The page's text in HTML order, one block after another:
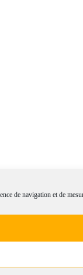
de navigation et de